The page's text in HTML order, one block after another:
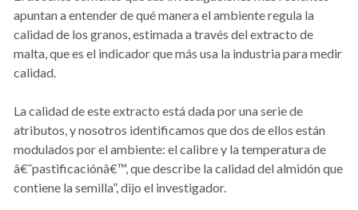
apuntan a entender de qué manera el ambiente regula la
calidad de los granos, estimada a través del extracto de
malta, que es el indicador que más usa la industria para medir
calidad.
La calidad de este extracto está dada por una serie de
atributos, y nosotros identificamos que dos de ellos están
modulados por el ambiente: el calibre y la temperatura de
â€˜pastificaciónâ€™, que describe la calidad del almidón que
contiene la semilla”, dijo el investigador.